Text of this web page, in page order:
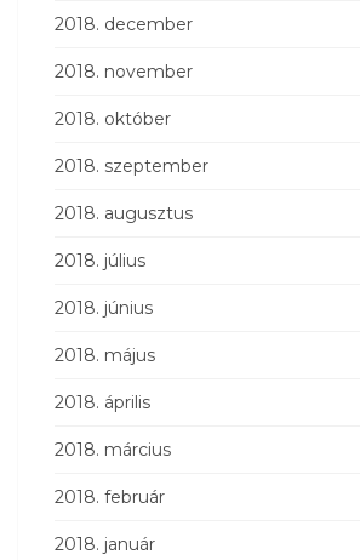
2018. december
2018. november
2018. október
2018. szeptember
2018. augusztus
2018. július
2018. június
2018. május
2018. április
2018. március
2018. február
2018. január